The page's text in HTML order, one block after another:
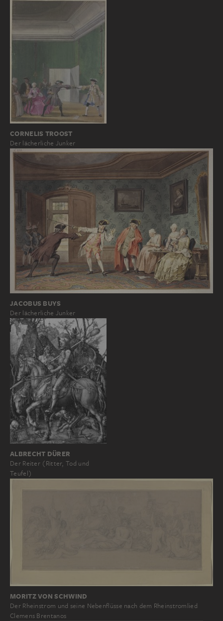
CORNELIS TROOST
Der lächerliche Junker
JACOBUS BUYS
Der lächerliche Junker
ALBRECHT DÜRER
Der Reiter (Ritter, Tod und
Teufel)
MORITZ VON SCHWIND
Der Rheinstrom und seine Nebenflüsse nach dem Rheinstromlied
Clemens Brentanos